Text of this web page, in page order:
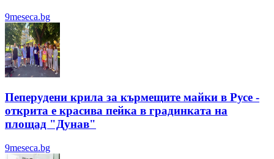
9meseca.bg
Пеперудени крила за кърмещите майки в Русе -
открита е красива пейка в градинката на
площад "Дунав"
9meseca.bg